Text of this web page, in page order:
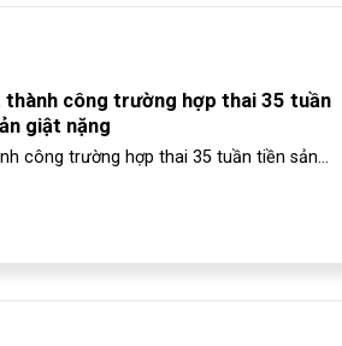
thành công trường hợp thai 35 tuần
giật nặng
công trường hợp thai 35 tuần tiền sản...